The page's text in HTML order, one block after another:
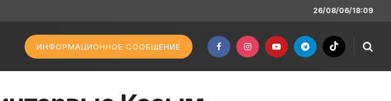
26/08/06/18:09
ИНФОРМАЦИОННОЕ СООБЩЕНИЕ